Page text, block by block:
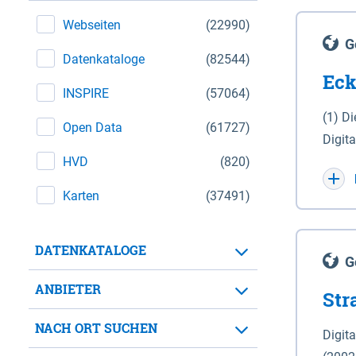
(22990)
Webseiten
(82544)
Datenkataloge
(57064)
INSPIRE
(61727)
Open Data
(820)
HVD
(37491)
Karten
DATENKATALOGE
ANBIETER
NACH ORT SUCHEN
(1)
WGS
für
der in